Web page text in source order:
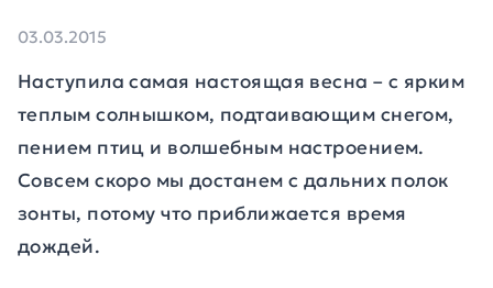
03.03.2015
Наступила самая настоящая весна – с ярким
теплым солнышком, подтаивающим снегом,
пением птиц и волшебным настроением.
Совсем скоро мы достанем с дальних полок
зонты, потому что приближается время
дождей.